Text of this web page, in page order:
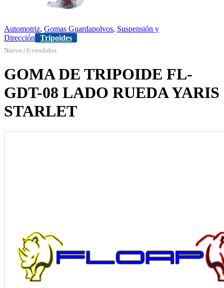
Automotriz, Gomas Guardapolvos, Suspensión y
Dirección
Tripoides
Nuevo | 6 vendidos
GOMA DE TRIPOIDE FL-
GDT-08 LADO RUEDA YARIS
STARLET